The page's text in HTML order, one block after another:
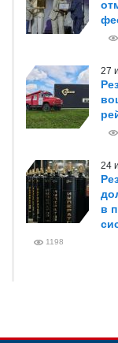
27
24
в
1198